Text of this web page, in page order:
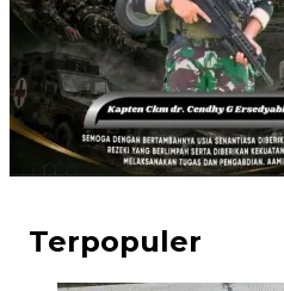
Terpopuler